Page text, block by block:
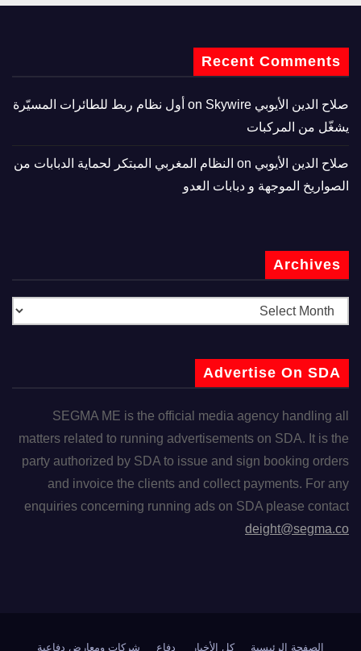
Recent Comments
صلاح الدين الأيوبي
Skywire أول نظام ربط للطائرات المسيّرة
يشغّل من المركبات
صلاح الدين الأيوبي
النظام المغربي المبتكر لحماية الدبابات من
الصواريخ الموجهة و دبابات العدو
Archives
Advertise On SDA
SEGMA ME is the official media agency handling all
matters related to running advertisements on SDA. It is the
party authorized by SDA to issue and sign booking orders
and invoice the clients and collect payments. For any
enquiries concerning running ads on SDA please contact
deight@segma.co
الصفحة الرئيسية كل الأخبار دفاع شركات ومعارض دفاعية